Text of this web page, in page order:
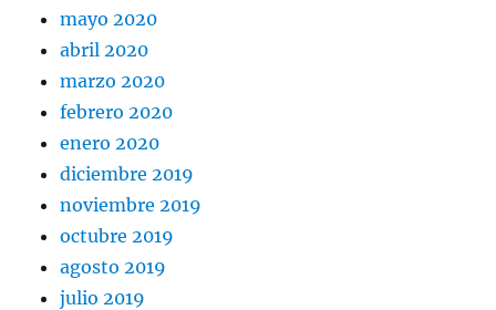
mayo 2020
abril 2020
marzo 2020
febrero 2020
enero 2020
diciembre 2019
noviembre 2019
octubre 2019
agosto 2019
julio 2019